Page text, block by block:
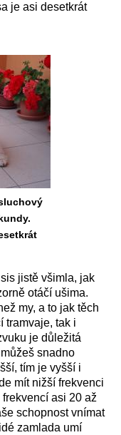
je asi desetkrát
jistě všimla, jak
otáčí ušima.
my, a to jak těch
tramvaje, tak i
je důležitá
snadno
tím je vyšší i
mít nižší frekvenci
asi 20 až
schopnost vnímat
zamlada umí